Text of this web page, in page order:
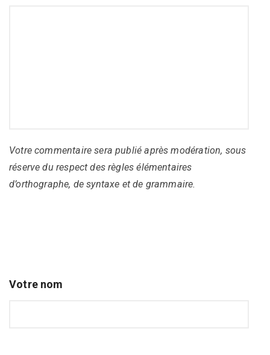
Votre commentaire sera publié après modération, sous
réserve du respect des règles élémentaires
d’orthographe, de syntaxe et de grammaire.
Votre nom